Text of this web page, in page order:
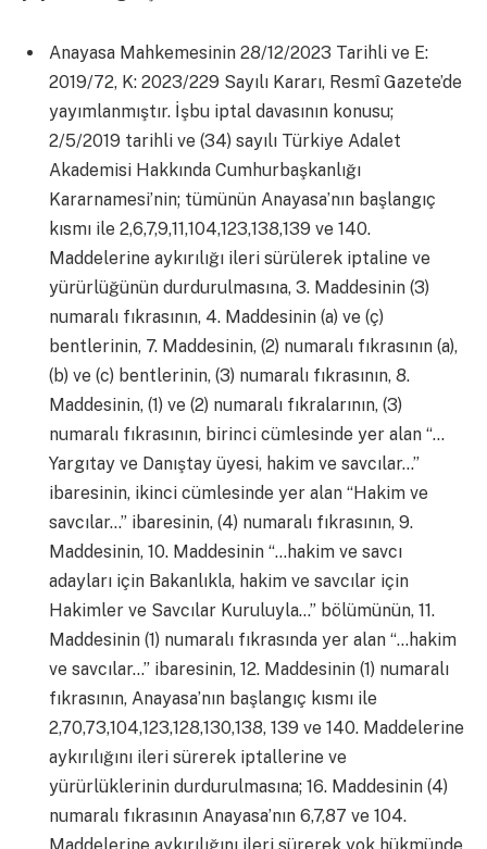
Anayasa Mahkemesinin 28/12/2023 Tarihli ve E:
2019/72, K: 2023/229 Sayılı Kararı, Resmî Gazete’de
yayımlanmıştır. İşbu iptal davasının konusu;
2/5/2019 tarihli ve (34) sayılı Türkiye Adalet
Akademisi Hakkında Cumhurbaşkanlığı
Kararnamesi’nin; tümünün Anayasa’nın başlangıç
kısmı ile 2,6,7,9,11,104,123,138,139 ve 140.
Maddelerine aykırılığı ileri sürülerek iptaline ve
yürürlüğünün durdurulmasına, 3. Maddesinin (3)
numaralı fıkrasının, 4. Maddesinin (a) ve (ç)
bentlerinin, 7. Maddesinin, (2) numaralı fıkrasının (a),
(b) ve (c) bentlerinin, (3) numaralı fıkrasının, 8.
Maddesinin, (1) ve (2) numaralı fıkralarının, (3)
numaralı fıkrasının, birinci cümlesinde yer alan “…
Yargıtay ve Danıştay üyesi, hakim ve savcılar…”
ibaresinin, ikinci cümlesinde yer alan “Hakim ve
savcılar…” ibaresinin, (4) numaralı fıkrasının, 9.
Maddesinin, 10. Maddesinin “…hakim ve savcı
adayları için Bakanlıkla, hakim ve savcılar için
Hakimler ve Savcılar Kuruluyla…” bölümünün, 11.
Maddesinin (1) numaralı fıkrasında yer alan “…hakim
ve savcılar…” ibaresinin, 12. Maddesinin (1) numaralı
fıkrasının, Anayasa’nın başlangıç kısmı ile
2,70,73,104,123,128,130,138, 139 ve 140. Maddelerine
aykırılığını ileri sürerek iptallerine ve
yürürlüklerinin durdurulmasına; 16. Maddesinin (4)
numaralı fıkrasının Anayasa’nın 6,7,87 ve 104.